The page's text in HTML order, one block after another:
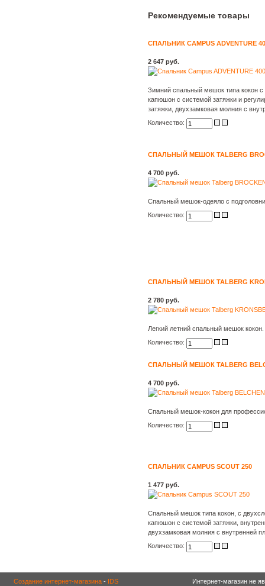
Рекомендуемые товары
СПАЛЬНИК CAMPUS ADVENTURE
2 647 руб.
Зимний спальный мешок типа кокон
капюшон с системой затяжки и
затяжки, двухзамковая молния с
Количество:
СПАЛЬНЫЙ МЕШОК TALBERG
4 700 руб.
Спальный мешок-одеяло с
Количество:
СПАЛЬНЫЙ МЕШОК TALBERG
2 780 руб.
Легкий летний спальный мешок кокон.
Количество:
СПАЛЬНЫЙ МЕШОК TALBERG
4 700 руб.
Спальный мешок-кокон для
Количество:
СПАЛЬНИК CAMPUS SCOUT 250
1 477 руб.
Спальный мешок типа кокон, с
капюшон с системой затяжки,
двухзамковая молния с внутренней
Количество:
Создание интернет-магазина - IDS Интернет-магазин не